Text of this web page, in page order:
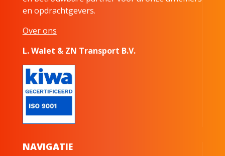
en opdrachtgevers.
Over ons
L. Walet & ZN Transport B.V.
NAVIGATIE